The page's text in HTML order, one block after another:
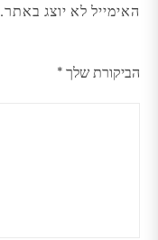
האימייל לא יוצג באתר.
הביקורת שלך *